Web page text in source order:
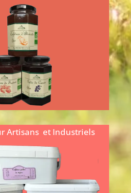
au vinaigre et à la
sont conçues pour
des salades, le
sauces ou l’élaboration
marinades...
savoir plus...
Artisans et Industriels
nous un atelier artisanal
et vous souhaitez
recettes avec des